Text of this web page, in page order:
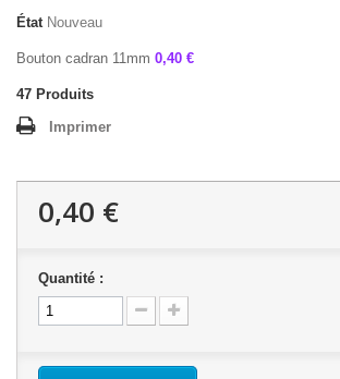
État Nouveau
Bouton cadran 11mm 0,40 €
47 Produits
Imprimer
0,40 €
Quantité :